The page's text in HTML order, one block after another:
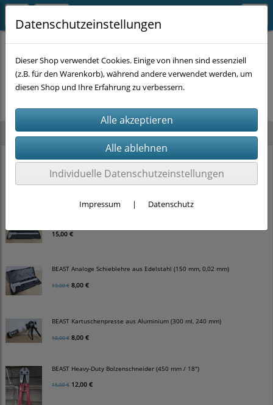
Neu im Shop
BEAST Unterstellbock-Satz (2-tlg., 3.000 kg, 290–420 mm)
30,00 €
15,00 €
BEAST Analoge Schieblehre aus Edelstahl (150 mm, 0,02 mm)
10,00 € 8,00 €
BEAST Kartuschenpresse aus Aluminium (300 ml, 240 mm)
10,00 € 8,00 €
BEAST Heavy-Duty Bolzenschneider (450 mm / 18")
15,00 € 12,00 €
Es wurden leider keine Produkte gefunden.
Datenschutzeinstellungen
Dieser Shop verwendet Cookies. Einige von ihnen sind essenziell
(z.B. für den Warenkorb), während andere verwendet werden, um
diesen Shop und Ihre Erfahrung zu verbessern.
Individuelle Datenschutzeinstellungen
Impressum | Datenschutz